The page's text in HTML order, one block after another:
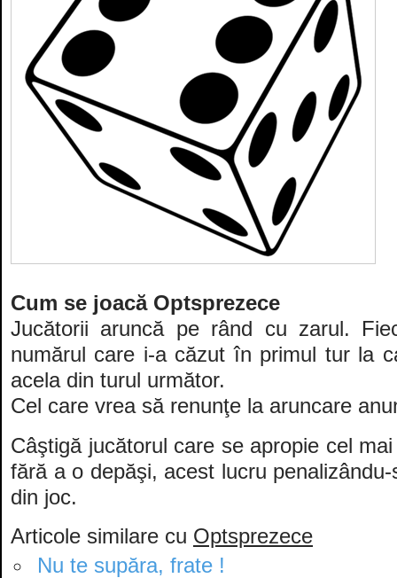
Cum se joacă Optsprezece
Jucătorii aruncă pe rând cu zarul.
numărul care i-a căzut în primul tur la
acela din turul următor.
Cel care vrea să renunţe la aruncare
Câştigă jucătorul care se apropie cel
fără a o depăşi, acest lucru
din joc.
Articole similare cu Optsprezece
Nu te supăra, frate !